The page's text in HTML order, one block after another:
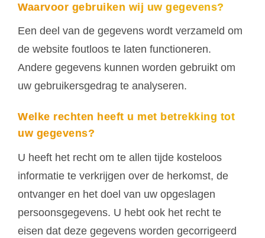
Waarvoor gebruiken wij uw gegevens?
Een deel van de gegevens wordt verzameld om
de website foutloos te laten functioneren.
Andere gegevens kunnen worden gebruikt om
uw gebruikersgedrag te analyseren.
Welke rechten heeft u met betrekking tot
uw gegevens?
U heeft het recht om te allen tijde kosteloos
informatie te verkrijgen over de herkomst, de
ontvanger en het doel van uw opgeslagen
persoonsgegevens. U hebt ook het recht te
eisen dat deze gegevens worden gecorrigeerd